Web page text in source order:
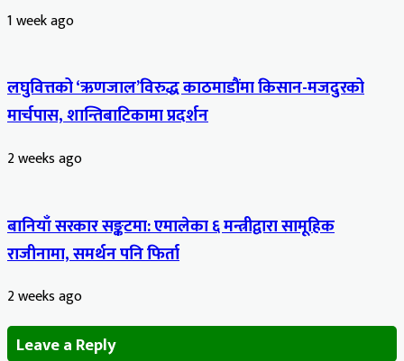
1 week ago
लघुवित्तको ‘ऋणजाल’विरुद्ध काठमाडौंमा किसान-मजदुरको
मार्चपास, शान्तिबाटिकामा प्रदर्शन
2 weeks ago
बानियाँ सरकार सङ्कटमा: एमालेका ६ मन्त्रीद्वारा सामूहिक
राजीनामा, समर्थन पनि फिर्ता
2 weeks ago
Leave a Reply